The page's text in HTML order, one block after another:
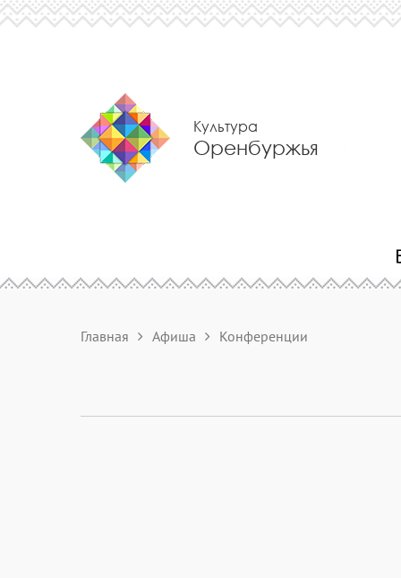
Культура
Оренбуржья
Главная Афиша Конференции